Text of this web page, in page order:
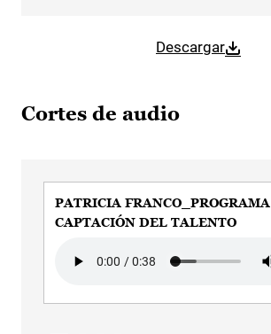
Descargar
Cortes de audio
PATRICIA FRANCO_PROGRAMA
CAPTACIÓN DEL TALENTO